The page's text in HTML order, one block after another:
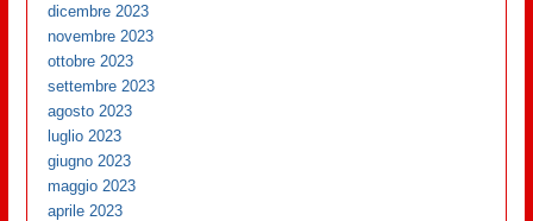
dicembre 2023
novembre 2023
ottobre 2023
settembre 2023
agosto 2023
luglio 2023
giugno 2023
maggio 2023
aprile 2023